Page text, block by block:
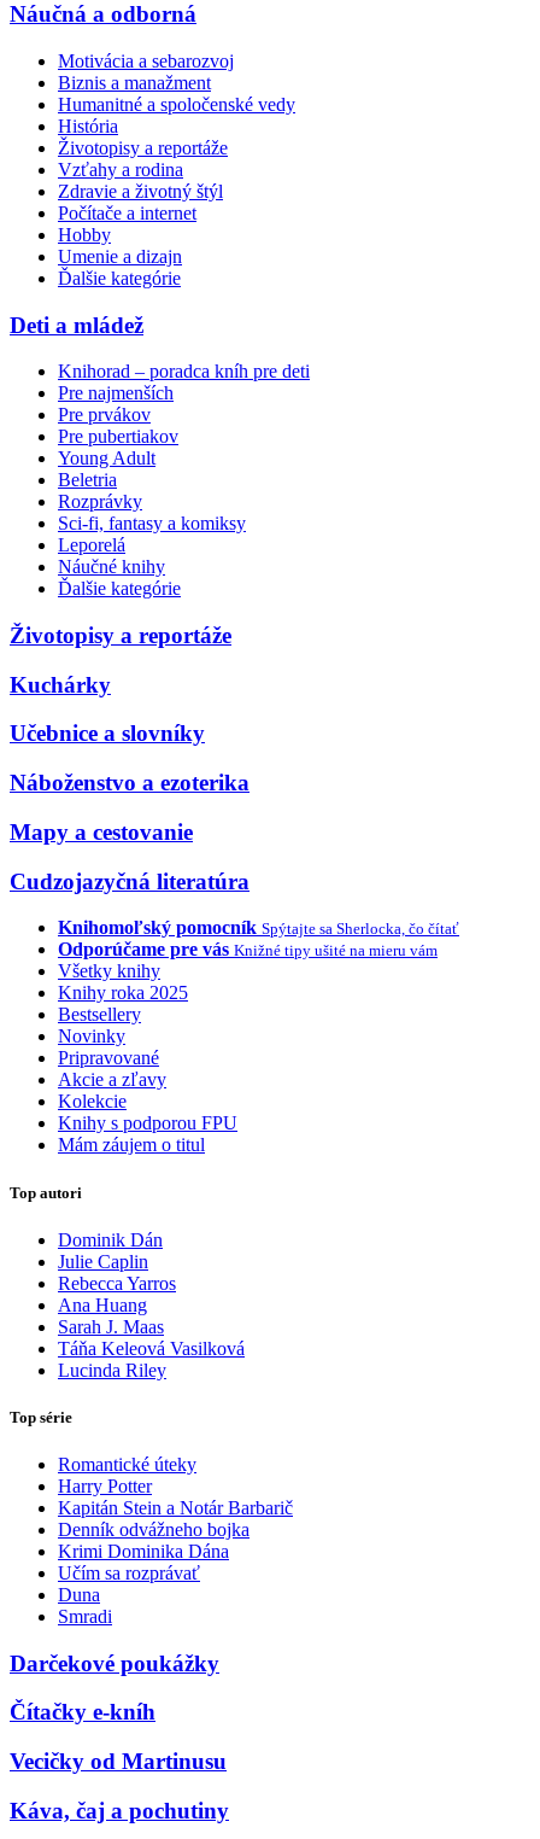
Náučná a odborná
Motivácia a sebarozvoj
Biznis a manažment
Humanitné a spoločenské vedy
História
Životopisy a reportáže
Vzťahy a rodina
Zdravie a životný štýl
Počítače a internet
Hobby
Umenie a dizajn
Ďalšie kategórie
Deti a mládež
Knihorad – poradca kníh pre deti
Pre najmenších
Pre prvákov
Pre pubertiakov
Young Adult
Beletria
Rozprávky
Sci-fi, fantasy a komiksy
Leporelá
Náučné knihy
Ďalšie kategórie
Životopisy a reportáže
Kuchárky
Učebnice a slovníky
Náboženstvo a ezoterika
Mapy a cestovanie
Cudzojazyčná literatúra
Knihomoľský pomocník Spýtajte sa Sherlocka, čo čítať
Odporúčame pre vás Knižné tipy ušité na mieru vám
Všetky knihy
Knihy roka 2025
Bestsellery
Novinky
Pripravované
Akcie a zľavy
Kolekcie
Knihy s podporou FPU
Mám záujem o titul
Top autori
Dominik Dán
Julie Caplin
Rebecca Yarros
Ana Huang
Sarah J. Maas
Táňa Keleová Vasilková
Lucinda Riley
Top série
Romantické úteky
Harry Potter
Kapitán Stein a Notár Barbarič
Denník odvážneho bojka
Krimi Dominika Dána
Učím sa rozprávať
Duna
Smradi
Darčekové poukážky
Čítačky e-kníh
Vecičky od Martinusu
Káva, čaj a pochutiny